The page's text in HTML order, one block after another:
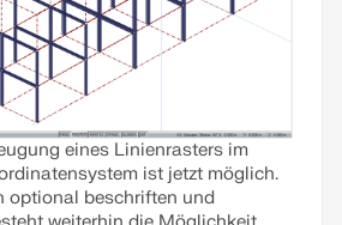
eines Linienrasters im
ist jetzt möglich.
optional beschriften und